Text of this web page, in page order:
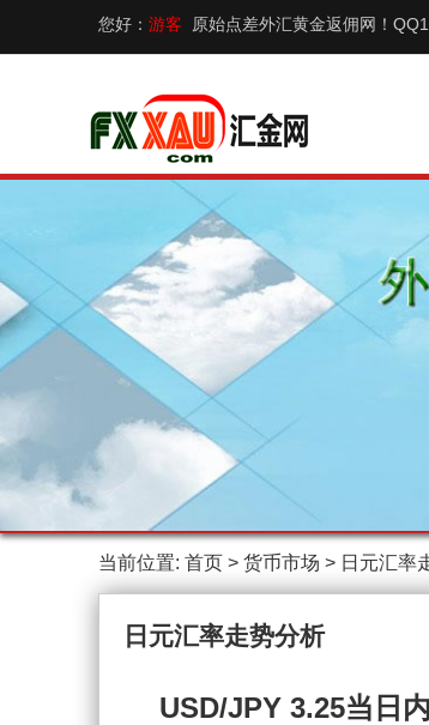
您好： 游客 原始点差外汇黄金返佣网！
当前位置: 首页 > 货币市场 > 日元汇率
日元汇率走势分析
USD/JPY 3.25当日